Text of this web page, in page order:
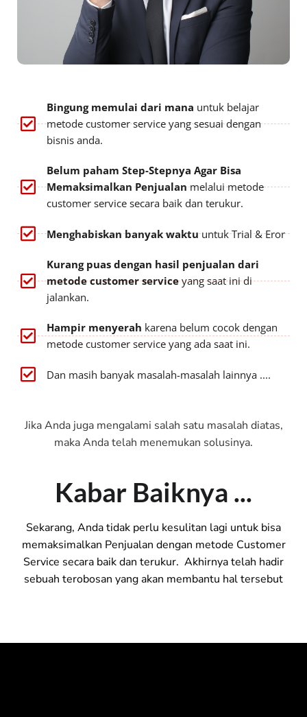
Bingung memulai dari mana untuk belajar
metode customer service yang sesuai dengan
bisnis anda.
Belum paham Step-Stepnya Agar Bisa
Memaksimalkan Penjualanmelalui metode
customer service secara baik dan terukur.
Menghabiskan banyak waktuuntuk Trial & Eror
Kurang puas dengan hasil penjualan dari
metode customer serviceyang saat ini di
jalankan.
Hampir menyerah karena belum cocok dengan
metode customer service yang ada saat ini.
Dan masih banyak masalah-masalah lainnya ....
Jika Anda juga mengalami salah satu masalah diatas,
maka Anda telah menemukan solusinya.
Kabar Baiknya ...
Sekarang, Anda tidak perlu kesulitan lagi untuk bisa
memaksimalkan Penjualan dengan metode Customer
Service secara baik dan terukur. Akhirnya telah hadir
sebuah terobosan yang akan membantu hal tersebut